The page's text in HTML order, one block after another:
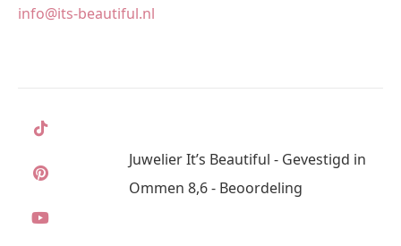
info@its-beautiful.nl
Juwelier It’s Beautiful - Gevestigd in
Ommen 8,6 - Beoordeling